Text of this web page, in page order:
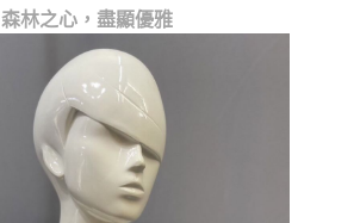
森林之心，盡顯優雅